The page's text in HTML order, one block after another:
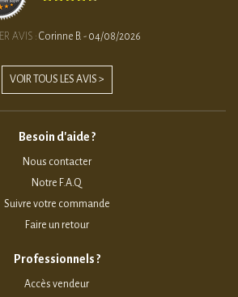
AVIS : Corinne B. - 04/08/2026
VOIR TOUS LES AVIS >
Besoin d'aide ?
Nous contacter
Notre F.A.Q
Suivre votre commande
Faire un retour
Professionnels ?
Accès vendeur